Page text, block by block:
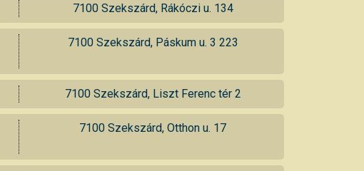
7100 Szekszárd, Rákóczi u. 134
7100 Szekszárd, Páskum u. 3 223
7100 Szekszárd, Liszt Ferenc tér 2
7100 Szekszárd, Otthon u. 17